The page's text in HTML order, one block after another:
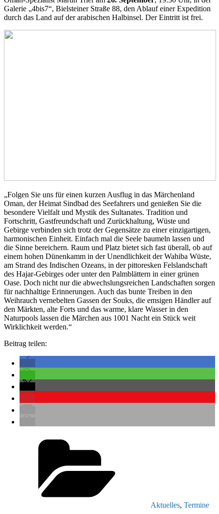
Galerie „4bis7“, Bielsteiner Straße 88, den Ablauf einer Expedition
durch das Land auf der arabischen Halbinsel. Der Eintritt ist frei.
„Folgen Sie uns für einen kurzen Ausflug in das Märchenland
Oman, der Heimat Sindbad des Seefahrers und genießen Sie die
besondere Vielfalt und Mystik des Sultanates. Tradition und
Fortschritt, Gastfreundschaft und Zurückhaltung, Wüste und
Gebirge verbinden sich trotz der Gegensätze zu einer einzigartigen,
harmonischen Einheit. Einfach mal die Seele baumeln lassen und
die Sinne bereichern. Raum und Platz bietet sich fast überall, ob auf
einem hohen Dünenkamm in der Unendlichkeit der Wahiba Wüste,
am Strand des Indischen Ozeans, in der pittoresken Felslandschaft
des Hajar-Gebirges oder unter den Palmblättern in einer grünen
Oase. Doch nicht nur die abwechslungsreichen Landschaften sorgen
für nachhaltige Erinnerungen. Auch das bunte Treiben in den
Weihrauch vernebelten Gassen der Souks, die emsigen Händler auf
den Märkten, alte Forts und das warme, klare Wasser in den
Naturpools lassen die Märchen aus 1001 Nacht ein Stück weit
Wirklichkeit werden.“
Beitrag teilen:
Aktuelles, Termine